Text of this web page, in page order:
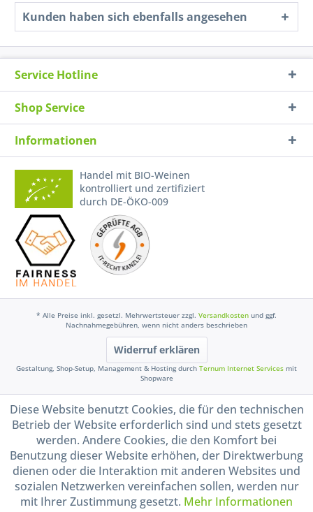
Kunden haben sich ebenfalls angesehen
Service Hotline
Shop Service
Informationen
Handel mit BIO-Weinen
kontrolliert und zertifiziert
durch DE-ÖKO-009
* Alle Preise inkl. gesetzl. Mehrwertsteuer zzgl. Versandkosten und ggf.
Nachnahmegebühren, wenn nicht anders beschrieben
Widerruf erklären
Gestaltung, Shop-Setup, Management & Hosting durch Ternum Internet Services mit
Shopware
Diese Website benutzt Cookies, die für den technischen
Betrieb der Website erforderlich sind und stets gesetzt
werden. Andere Cookies, die den Komfort bei
Benutzung dieser Website erhöhen, der Direktwerbung
dienen oder die Interaktion mit anderen Websites und
sozialen Netzwerken vereinfachen sollen, werden nur
mit Ihrer Zustimmung gesetzt. Mehr Informationen